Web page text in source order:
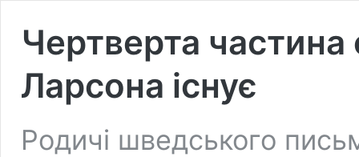
Чертверта частина
Ларсона існує
Родичі шведського